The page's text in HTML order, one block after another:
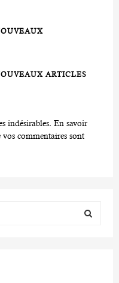
ARTICLES
indésirables. En savoir
commentaires sont